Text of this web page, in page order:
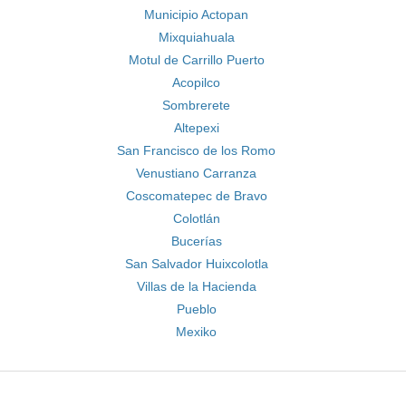
Municipio Actopan
Mixquiahuala
Motul de Carrillo Puerto
Acopilco
Sombrerete
Altepexi
San Francisco de los Romo
Venustiano Carranza
Coscomatepec de Bravo
Colotlán
Bucerías
San Salvador Huixcolotla
Villas de la Hacienda
Pueblo
Mexiko